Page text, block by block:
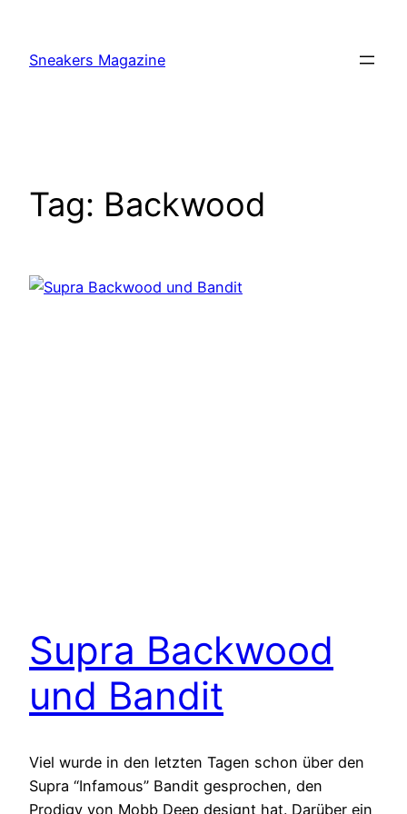
content
Sneakers Magazine
Tag: Backwood
Supra Backwood
und Bandit
Viel wurde in den letzten Tagen schon über den
Supra “Infamous” Bandit gesprochen, den
Prodigy von Mobb Deep designt hat. Darüber ein